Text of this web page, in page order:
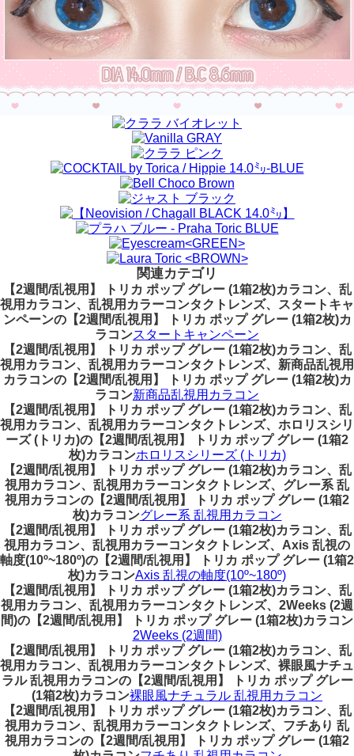
関連カテゴリ
【2週間/乱視用】 トリカ ポップ グレー (1箱2枚)カラコン、乱
視用カラコン、乱視用カラーコンタクトレンズ、スタートキャ
ンペーンの【2週間/乱視用】 トリカ ポップ グレー (1箱2枚)カ
ラコンスタートキャンペーン
【2週間/乱視用】 トリカ ポップ グレー (1箱2枚)カラコン、乱
視用カラコン、乱視用カラーコンタクトレンズ、新商品乱視用
カラコンの【2週間/乱視用】 トリカ ポップ グレー (1箱2枚)カ
ラコン新商品乱視用カラコン
【2週間/乱視用】 トリカ ポップ グレー (1箱2枚)カラコン、乱
視用カラコン、乱視用カラーコンタクトレンズ、ホロリスシリ
ーズ (トリカ)の【2週間/乱視用】 トリカ ポップ グレー (1箱2
枚)カラコンホロリスシリーズ (トリカ)
【2週間/乱視用】 トリカ ポップ グレー (1箱2枚)カラコン、乱
視用カラコン、乱視用カラーコンタクトレンズ、グレー系 乱
視用カラコンの【2週間/乱視用】 トリカ ポップ グレー (1箱2
枚)カラコングレー系 乱視用カラコン
【2週間/乱視用】 トリカ ポップ グレー (1箱2枚)カラコン、乱
視用カラコン、乱視用カラーコンタクトレンズ、Axis 乱視の
軸度(10º~180º)の【2週間/乱視用】 トリカ ポップ グレー (1箱2
枚)カラコンAxis 乱視の軸度(10º~180º)
【2週間/乱視用】 トリカ ポップ グレー (1箱2枚)カラコン、乱
視用カラコン、乱視用カラーコンタクトレンズ、2Weeks (2週
間)の【2週間/乱視用】 トリカ ポップ グレー (1箱2枚)カラコン
2Weeks (2週間)
【2週間/乱視用】 トリカ ポップ グレー (1箱2枚)カラコン、乱
視用カラコン、乱視用カラーコンタクトレンズ、裸眼風ナチュ
ラル 乱視用カラコンの【2週間/乱視用】 トリカ ポップ グレー
(1箱2枚)カラコン裸眼風ナチュラル 乱視用カラコン
【2週間/乱視用】 トリカ ポップ グレー (1箱2枚)カラコン、乱
視用カラコン、乱視用カラーコンタクトレンズ、フチあり 乱
視用カラコンの【2週間/乱視用】 トリカ ポップ グレー (1箱2